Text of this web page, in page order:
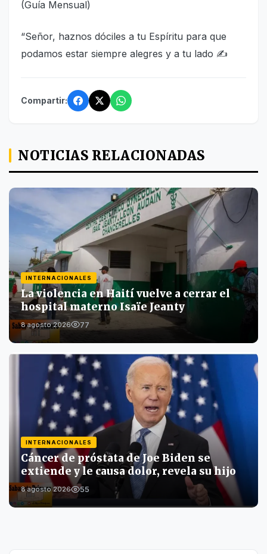
(Guía Mensual)
“Señor, haznos dóciles a tu Espíritu para que
podamos estar siempre alegres y a tu lado ✍
Compartir:
NOTICIAS RELACIONADAS
INTERNACIONALES
La violencia en Haití vuelve a cerrar el
hospital materno Isaïe Jeanty
8 agosto 2026 77
INTERNACIONALES
Cáncer de próstata de Joe Biden se
extiende y le causa dolor, revela su hijo
8 agosto 2026 55